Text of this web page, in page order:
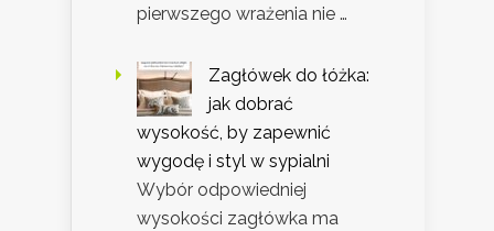
pierwszego wrażenia nie …
Zagłówek do łóżka:
jak dobrać
wysokość, by zapewnić
wygodę i styl w sypialni
Wybór odpowiedniej
wysokości zagłówka ma